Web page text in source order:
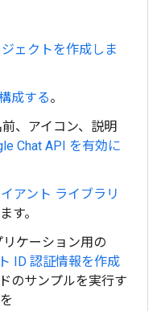
ェクトを作成しま
成する。
、アイコン、説明
Chat API を有効に
アント ライブラリ
す。
ケーション用の
ID 認証情報を作成
のサンプルを実行す